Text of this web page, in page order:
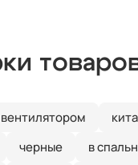
черные в